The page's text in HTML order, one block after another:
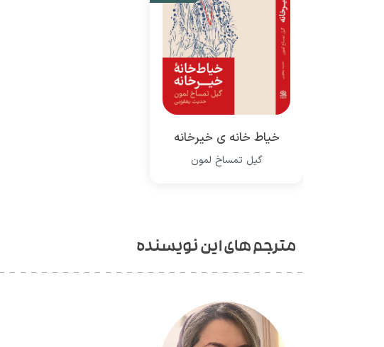
خیاط خانه ی خیرخانه
گیل تمساخ لمون
مترجم های این نویسنده